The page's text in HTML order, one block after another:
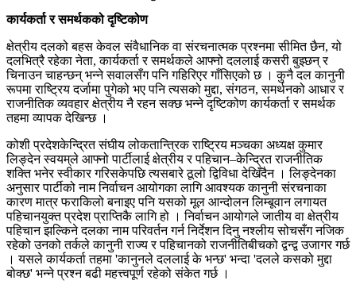
कार्यकर्ता र समर्थकको दृष्टिकोण
क्षेत्रीय दलको बहस केवल संवैधानिक वा संरचनात्मक प्रश्नमा सीमित छैन, यो
दलभित्रै रहेका नेता, कार्यकर्ता र समर्थकले आफ्नो दललाई कसरी बुझ्छन् र
चिनाउन चाहन्छन् भन्ने सवालसँग पनि गहिरिएर गाँसिएको छ । कुनै दल कानुनी
रूपमा राष्ट्रिय दर्जामा पुगेको भए पनि त्यसको मुद्दा, संगठन, समर्थनको आधार र
राजनीतिक व्यवहार क्षेत्रीय नै रहन सक्छ भन्ने दृष्टिकोण कार्यकर्ता र समर्थक
तहमा व्यापक देखिन्छ ।
कोशी प्रदेशकेन्द्रित संघीय लोकतान्त्रिक राष्ट्रिय मञ्चका अध्यक्ष कुमार
लिङ्देन स्वयम्‌ले आफ्नो पार्टीलाई क्षेत्रीय र पहिचान–केन्द्रित राजनीतिक
शक्ति भनेर स्वीकार गरिसकेपछि त्यसबारे ठूलो द्विविधा देखिँदैन । लिङ्देनका
अनुसार पार्टीको नाम निर्वाचन आयोगका लागि आवश्यक कानुनी संरचनाका
कारण मात्र फराकिलो बनाइए पनि यसको मूल आन्दोलन लिम्बूवान लगायत
पहिचानयुक्त प्रदेश प्राप्तिकै लागि हो । निर्वाचन आयोगले जातीय वा क्षेत्रीय
पहिचान झल्किने दलका नाम परिवर्तन गर्न निर्देशन दिनु नश्लीय सोचसँग नजिक
रहेको उनको तर्कले कानुनी राज्य र पहिचानको राजनीतिबीचको द्वन्द्व उजागर गर्छ
। यसले कार्यकर्ता तहमा 'कानुनले दललाई के भन्छ' भन्दा 'दलले कसको मुद्दा
बोक्छ' भन्ने प्रश्न बढी महत्त्वपूर्ण रहेको संकेत गर्छ ।